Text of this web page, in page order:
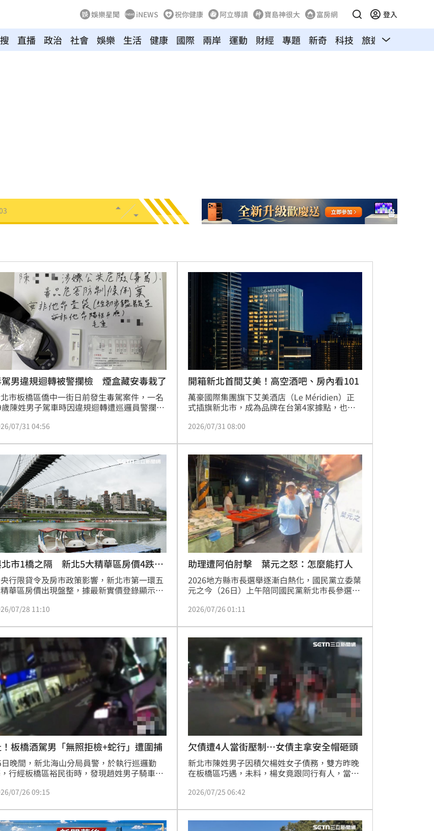
娛樂星聞 iNEWS 祝你健康 阿立導讀 寶島神很大 富房網 登入
直播 政治 社會 娛樂 生活 健康 國際 兩岸 運動 財經 專題 新奇 科技 旅遊 汽車
男違規迴轉被警攔檢 煙盒藏安毒栽了
市板橋區僑中一街日前發生毒駕案件，一名
陳姓男子駕車時因違規迴轉遭巡邏員警攔
篩後呈安非他命陽性反應，並在其隨身煙盒
陳男也因毒駕觸犯公共危險罪，車輛更被依
留。板橋分局強調，毒駕行為等同於移動炸
，嚴重危害道路交通安全，警方將持續執行強
取締，遏止毒品氾濫並維護民眾生命財產安
07/31 04:56
開箱新北首間艾美！高空酒吧、房內看101
萬豪國際集團旗下艾美酒店（Le Méridien）正
式插旗新北市，成為品牌在台第4家據點，也是
距離板橋車站步行約10分鐘，鎖定商務客與城市
飯店最大的特色除了高樓層景觀客房，還將法式
生活美學與藝術策展融入空間設計，從挑高大
廳、藝廊式公共空間到可遠眺台北101的客房，
都讓住宿更具記憶點。
2026/07/31 08:00
市1橋之隔 新北5大精華區房價4跌1
行限貸令及房市政策影響，新北市第一環五
華區房價出現盤整，據最新實價登錄顯示，
的小幅下跌，僅新店區逆勢上漲2.5%。房仲
的均價計算誤差有關。儘管房市面臨高檔修
但相較於炒作題材的區域，新北精華區因擁
穩定的剛性需求及台北市外溢人口支撐，整體
價走勢相對抗跌。目前五大區房價震盪幅度處
跌不明顯態勢，市場正回歸理性交易，呈現
交戰後的緩步修正格局。
07/28 11:10
助理遭阿伯肘擊 葉元之怒：怎麼能打人
2026地方縣市長選舉逐漸白熱化，國民黨立委葉
元之今（26日）上午陪同國民黨新北市長參選人
途中發生小插曲。葉元之助理遭一名阿伯揮擊，
止，質問「怎麼可以這樣子？怎麼可以這樣打
人？」對方則激動反嗆「你走路都不看嗎？」隨
後被現場人員勸離。
2026/07/26 01:11
板橋酒駕男「無照拒檢+蛇行」遭圍捕
晚間，新北海山分局員警，於執行巡邏勤
行經板橋區裕民街時，發現趙姓男子騎車安
趙男見到警方，竟拒檢並加速逃逸，最終被
超標，警方遂依現行犯將趙男逮捕，訊後依
送新北檢偵辦。
07/26 09:15
欠債遭4人當街壓制…女債主拿安全帽砸頭
新北市陳姓男子因積欠楊姓女子債務，雙方昨晚
在板橋區巧遇，未料，楊女竟跟同行有人，當街
方頭部。此舉讓不少民眾目擊，轄區警方獲報，
辦。
2026/07/25 06:42